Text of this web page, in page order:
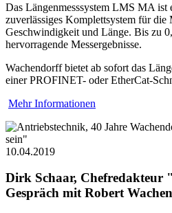
Das Längenmesssystem LMS MA ist
zuverlässiges Komplettsystem für die
Geschwindigkeit und Länge. Bis zu
hervorragende Messergebnisse.
Wachendorff bietet ab sofort das
einer PROFINET- oder EtherCat-
Mehr Informationen
10.04.2019
Dirk Schaar,
Gespräch mit Robert